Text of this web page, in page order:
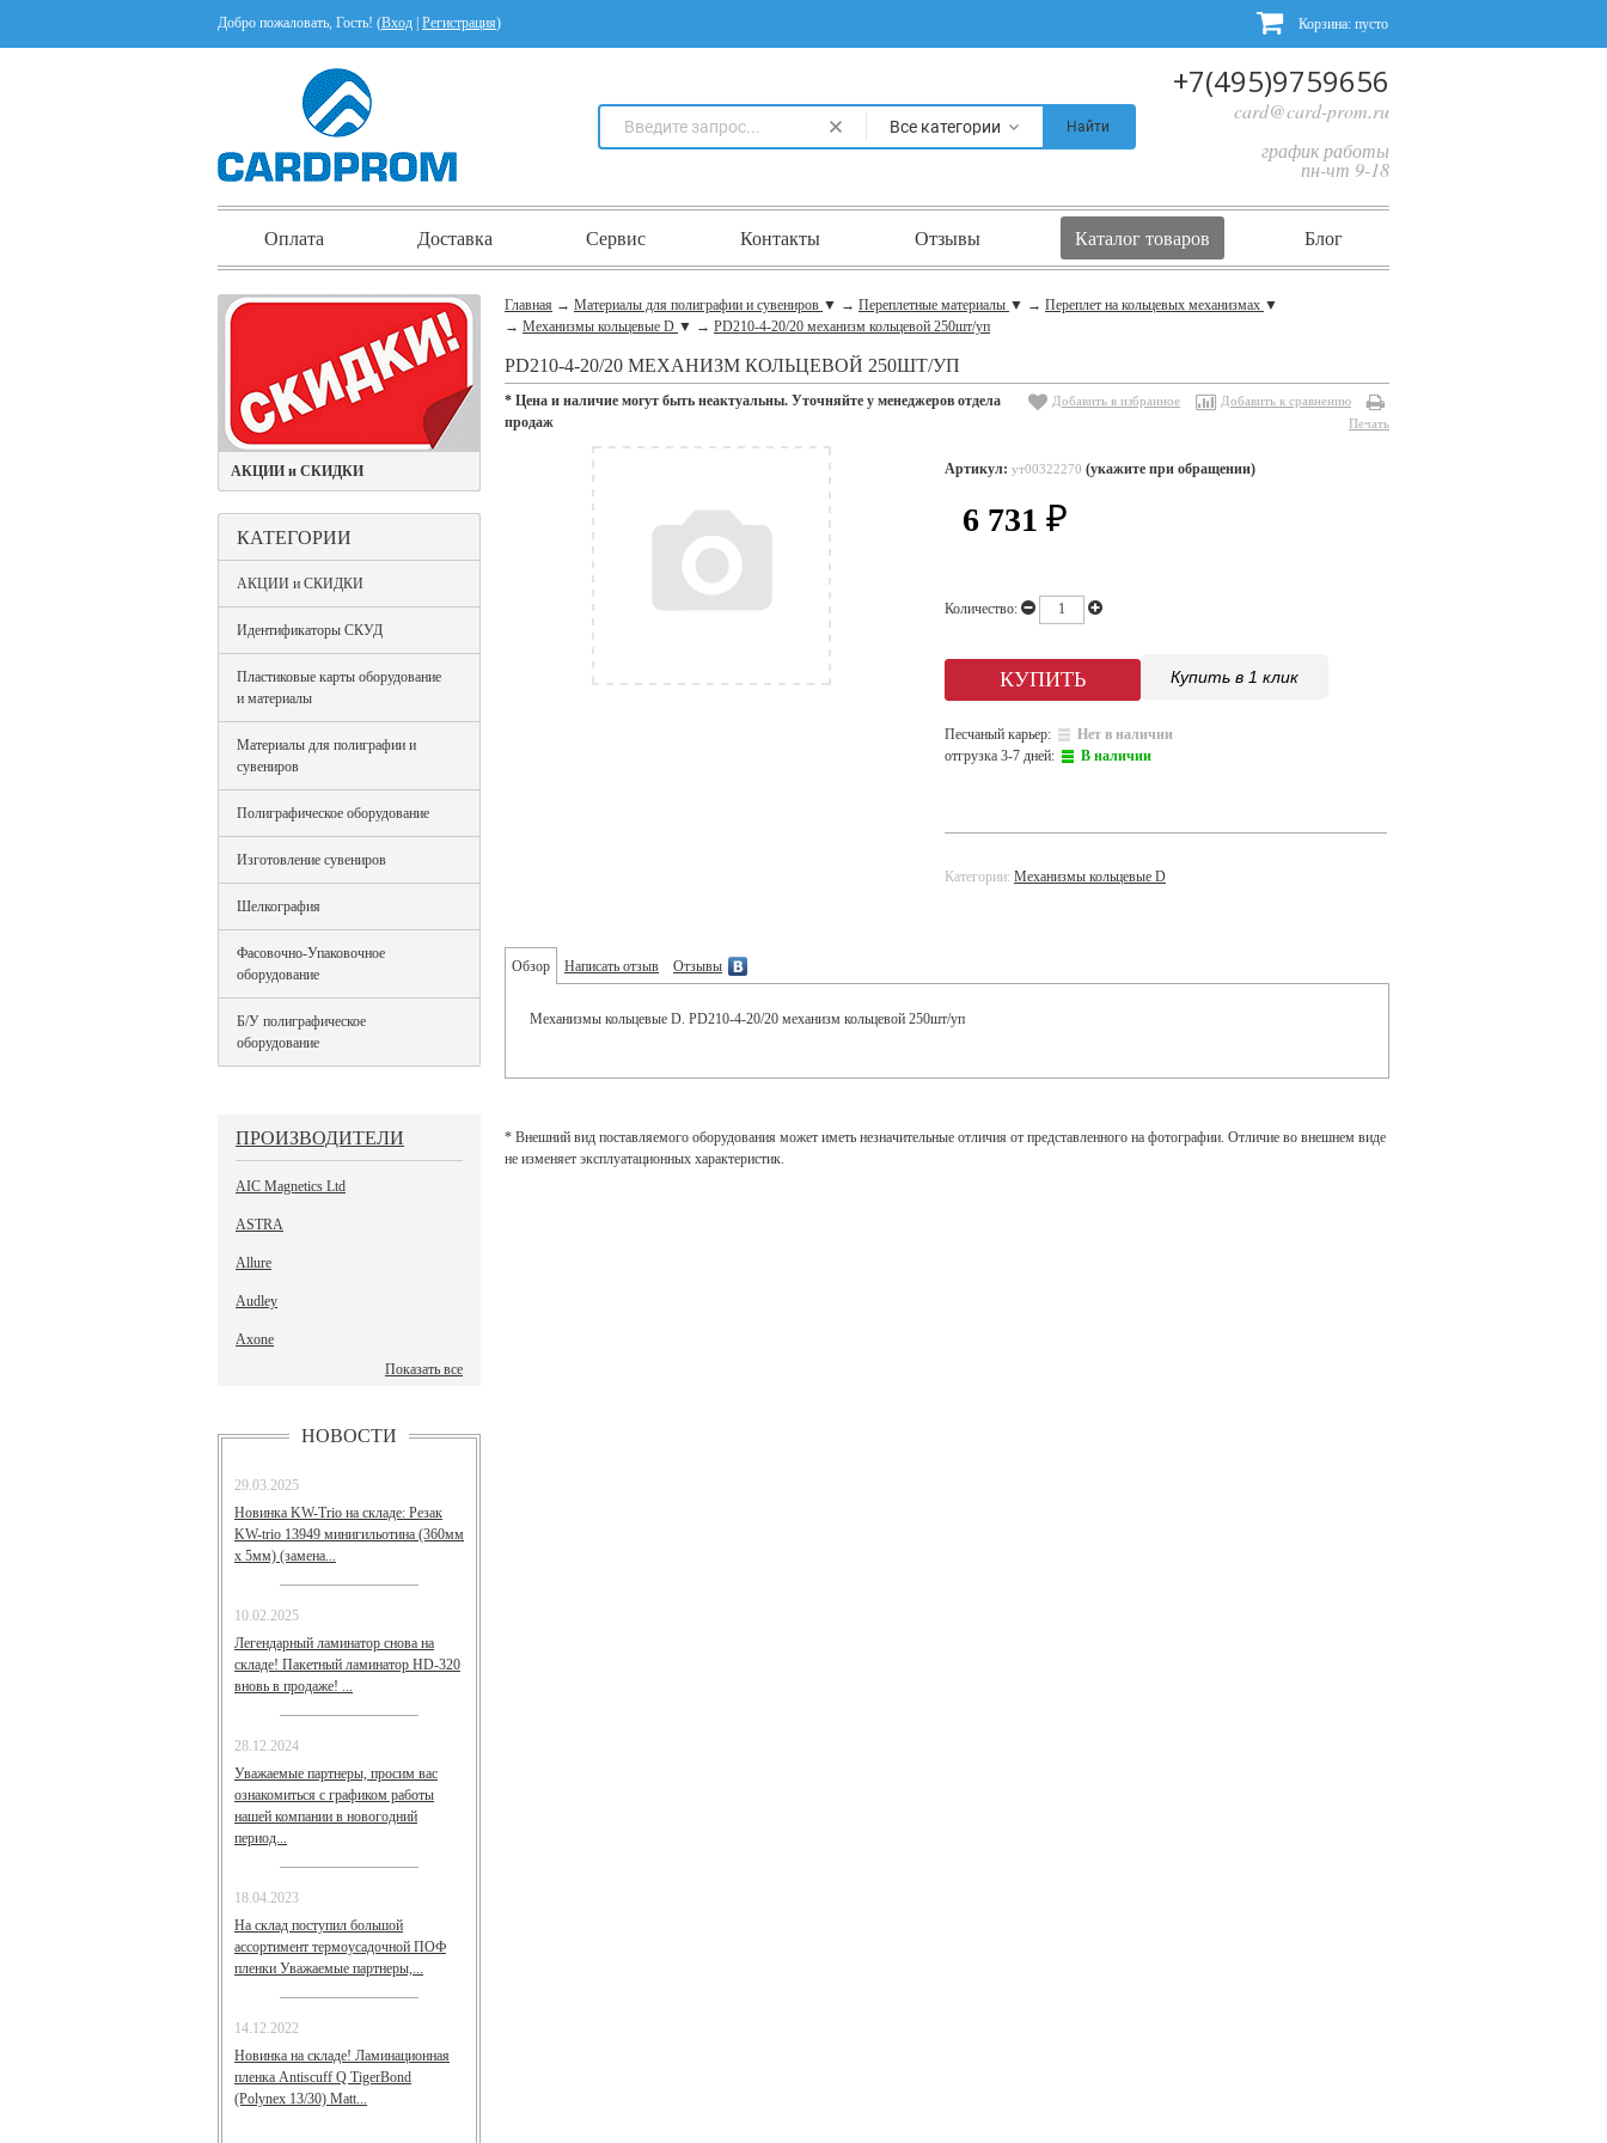
Добро пожаловать, Гость! (Вход Регистрация) Корзина: пусто
Все категории Найти
+7(495)9759656
card@card-prom.ru
график работы
пн-чт 9-18
Оплата Доставка Сервис Контакты Отзывы Каталог товаров Блог
АКЦИИ и СКИДКИ
КАТЕГОРИИ
АКЦИИ и СКИДКИ
Идентификаторы СКУД
Пластиковые карты оборудование
и материалы
Материалы для полиграфии и
сувениров
Полиграфическое оборудование
Изготовление сувениров
Шелкография
Фасовочно-Упаковочное
оборудование
Б/У полиграфическое
оборудование
ПРОИЗВОДИТЕЛИ
AIC Magnetics Ltd
ASTRA
Allure
Audley
Axone
Показать все
НОВОСТИ
29.03.2025
Новинка KW-Trio на складе: Резак
KW-trio 13949 минигильотина (360мм
х 5мм) (замена...
10.02.2025
Легендарный ламинатор снова на
складе! Пакетный ламинатор HD-320
вновь в продаже! ...
28.12.2024
Уважаемые партнеры, просим вас
ознакомиться с графиком работы
нашей компании в новогодний
период...
18.04.2023
На склад поступил большой
ассортимент термоусадочной ПОФ
пленки Уважаемые партнеры,...
14.12.2022
Новинка на складе! Ламинационная
пленка Antiscuff Q TigerBond
(Polynex 13/30) Matt...
Главная → Материалы для полиграфии и сувениров ▼ → Переплетные материалы ▼ → Переплет на кольцевых механизмах ▼
→ Механизмы кольцевые D ▼ → PD210-4-20/20 механизм кольцевой 250шт/уп
PD210-4-20/20 МЕХАНИЗМ КОЛЬЦЕВОЙ 250ШТ/УП
* Цена и наличие могут быть неактуальны. Уточняйте у менеджеров отдела
продаж
Добавить в избранное
Добавить к сравнению
Печать
Артикул: ут00322270 (укажите при обращении)
6 731 ₽
Количество:
Купить в 1 клик
Песчаный карьер:
Нет в наличии
отгрузка 3-7 дней:
В наличии
Категории: Механизмы кольцевые D
Обзор Написать отзыв Отзывы
Механизмы кольцевые D. PD210-4-20/20 механизм кольцевой 250шт/уп
* Внешний вид поставляемого оборудования может иметь незначительные отличия от представленного на фотографии. Отличие во внешнем виде
не изменяет эксплуатационных характеристик.